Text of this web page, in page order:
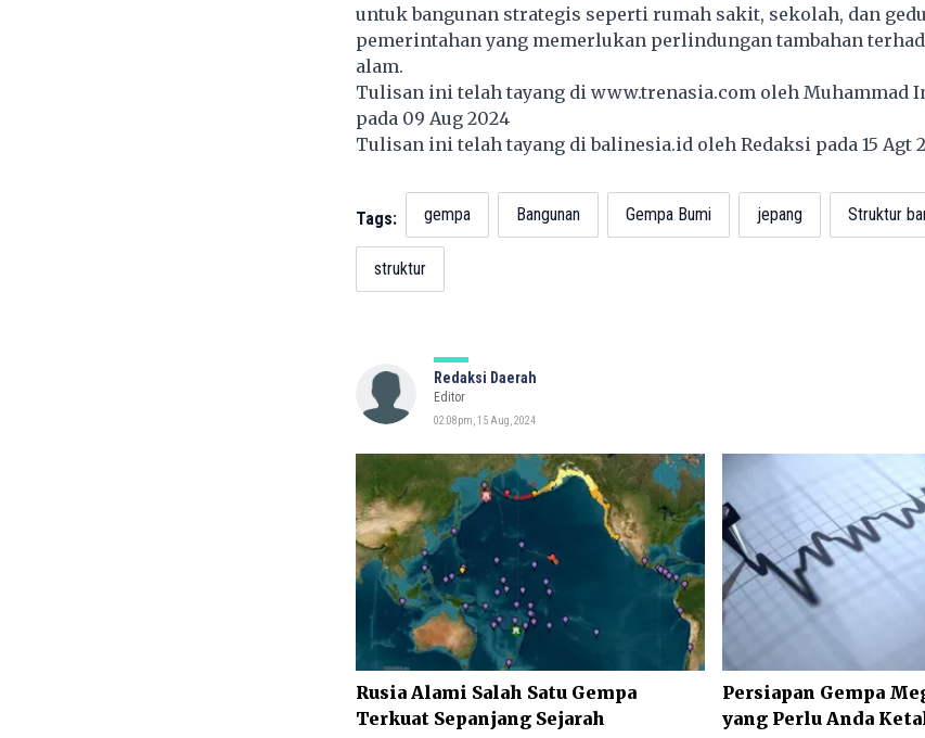
untuk bangunan strategis seperti rumah sakit, sekolah, dan
pemerintahan yang memerlukan perlindungan tambahan
alam.
Tulisan ini telah tayang di www.trenasia.com oleh Muhammad
pada 09 Aug 2024
Tulisan ini telah tayang dibalinesia.id oleh Redaksi pada 15 Agt
Tags: gempa Bangunan Gempa Bumi jepang Struktur
struktur
Redaksi Daerah
Editor
02:08pm, 15 Aug, 2024
Rusia Alami Salah Satu Gempa
Terkuat Sepanjang Sejarah
Persiapan Gempa
yang Perlu Anda